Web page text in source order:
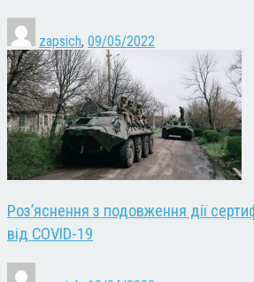
zapsich, 09/05/2022
Роз’яснення з подовження дії
від COVID-19